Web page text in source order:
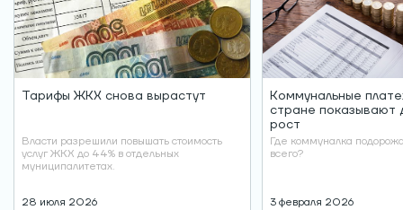
Тарифы ЖКХ снова вырастут
Власти разрешили повышать стоимость
услуг ЖКХ до 44% в отдельных
муниципалитетах.
28 июля 2026
Коммунальные
стране показывают
рост
Где коммуналка
всего?
3 февраля 2026